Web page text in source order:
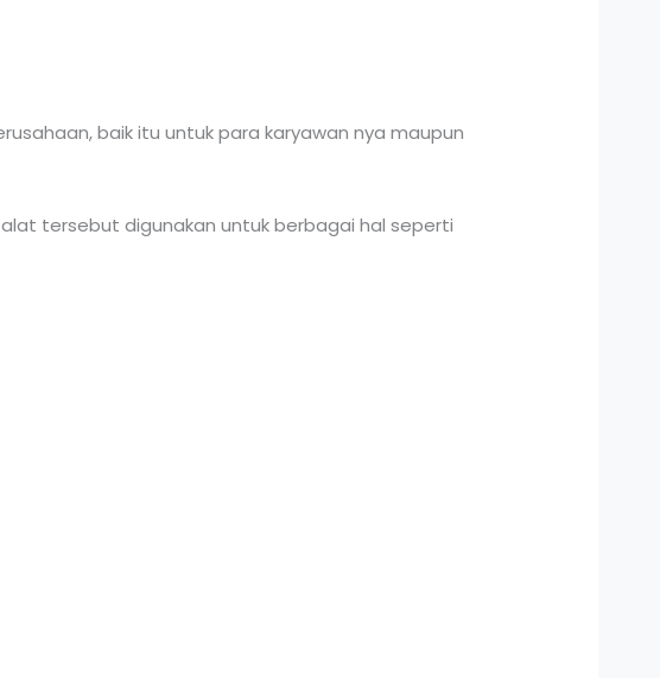
baik itu untuk para karyawan nya maupun
tersebut digunakan untuk berbagai hal seperti